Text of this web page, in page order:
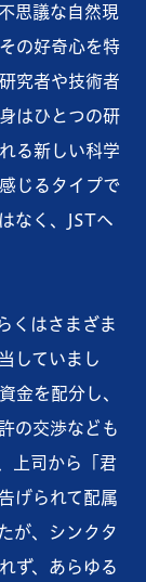
思議な自然現
の好奇心を特
究者や技術者
はひとつの研
る新しい科学
じるタイプで
なく、JSTへ
くはさまざま
していまし
金を配分し、
の交渉なども
上司から「君
げられて配属
が、シンクタ
ず、あらゆる